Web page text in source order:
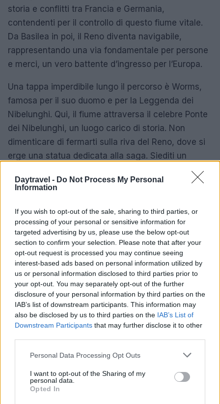
Daytravel - Do Not Process My Personal
Information
If you wish to opt-out of the sale, sharing to third parties, or
processing of your personal or sensitive information for
targeted advertising by us, please use the below opt-out
section to confirm your selection. Please note that after your
opt-out request is processed you may continue seeing
interest-based ads based on personal information utilized by
us or personal information disclosed to third parties prior to
your opt-out. You may separately opt-out of the further
disclosure of your personal information by third parties on the
IAB’s list of downstream participants. This information may
also be disclosed by us to third parties on the IAB’s List of
Downstream Participants that may further disclose it to other
Please note that this website/app uses one or more Google
not limited to your visit or usage behaviour. You may click to
grant or deny consent to Google and its third-party tags to
use your data for below specified purposes in below Google
Personal Data Processing Opt Outs
I want to opt-out of the Sharing of my
personal data.
Opted In
storia e conflitti tra Francia e Germania,
contendenti per il controllo di questo fiume vitale.
Da Basilea in poi, il Reno diventa navigabile,
rappresentando una via fondamentale per persone
e merci, un vero battente d’ingresso per l’Europa.
Una tappa imperdibile lungo il percorso è Worms,
famosa per il suo duomo e per la Leggenda dei
Nibelunghi. Qui, il fiume attraversa il celebre Ponte
dei Nibelunghi, un luogo carico di storia. Non
dimenticare di fermarti sulla riva del Reno, dove si
erge una statua dedicata alla saga. Siediti un
attimo e lascia che il fiume ti parli, proprio come ho
fatto io.
fondamentale. Qui, il Reno si mostra in tutta la sua
potenza e bellezza. Da Mainz partono numerose
crociere che ti porteranno alla scoperta di luoghi
incantevoli, come la Rupe della Lorelei, tanto
celebrata nella letteratura tedesca. Navigare lungo
il Reno è un’esperienza che arricchisce,
permettendo di apprezzare il territorio che lo
circonda da una prospettiva unica.
Ora, ti lascio all’esplorazione della Germania, ricca
di storia e bellezze naturali. Non dimenticare di
dalle tue curiosità. Che si tratti di tornare lungo
strade a ovest o a est, il tuo viaggio sarà